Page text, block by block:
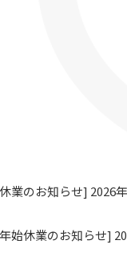
業のお知らせ] 2026
始休業のお知らせ]